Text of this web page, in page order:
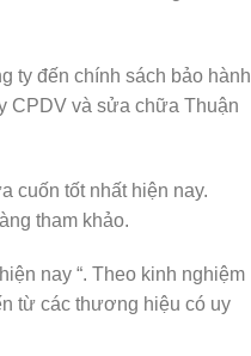
ty đến chính sách bảo hành
CPDV và sửa chữa Thuận
cuốn tốt nhất hiện nay.
tham khảo.
nay “. Theo kinh nghiệm
từ các thương hiệu có uy